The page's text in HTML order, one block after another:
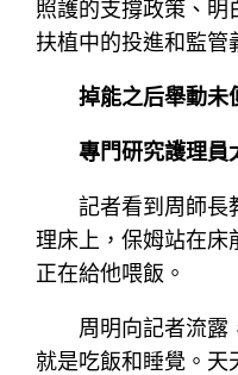
照護的支撐政策、明
扶植中的投進和監管
掉能之后舉動未
專門研究護理員
記者看到周師長
理床上，保姆站在床
正在給他喂飯。
周明向記者流露
就是吃飯和睡覺。天